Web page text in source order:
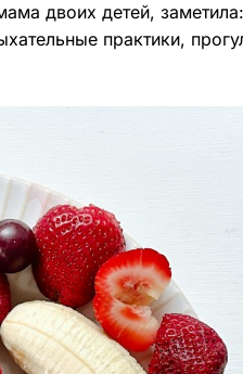
двоих детей,
практики,